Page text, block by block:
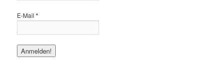
E-Mail*